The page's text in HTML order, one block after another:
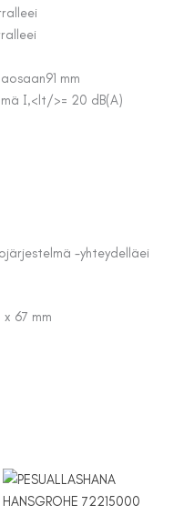
ei
ei
91 mm
I,<lt/>= 20 dB(A)
-yhteydelläei
x 67 mm